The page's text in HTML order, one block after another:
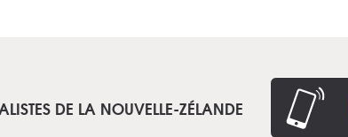
DE LA NOUVELLE-ZÉLANDE